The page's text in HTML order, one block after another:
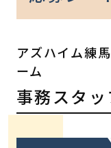
アズハイム練
ーム
事務スタッ